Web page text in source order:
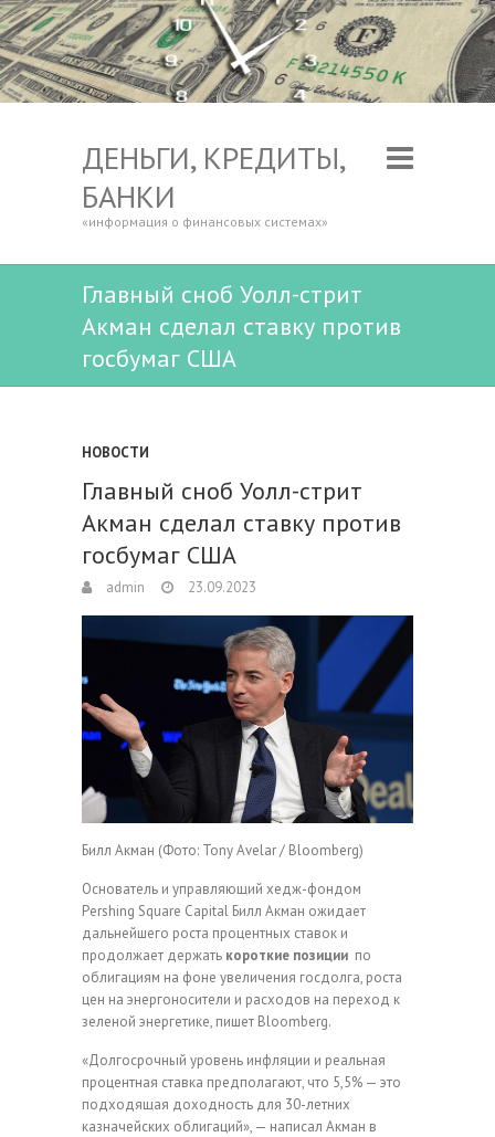
ДЕНЬГИ, КРЕДИТЫ,
БАНКИ
«информация о финансовых системах»
Главный сноб Уолл-стрит
Акман сделал ставку против
госбумаг США
НОВОСТИ
Главный сноб Уолл-стрит
Акман сделал ставку против
госбумаг США
admin 23.09.2023
Билл Акман (Фото: Tony Avelar / Bloomberg)
Основатель и управляющий хедж-фондом
Pershing Square Capital Билл Акман ожидает
дальнейшего роста процентных ставок и
продолжает держать короткие позиции по
облигациям на фоне увеличения госдолга, роста
цен на энергоносители и расходов на переход к
зеленой энергетике, пишет Bloomberg.
«Долгосрочный уровень инфляции и реальная
процентная ставка предполагают, что 5,5% — это
подходящая доходность для 30-летних
казначейских облигаций», — написал Акман в